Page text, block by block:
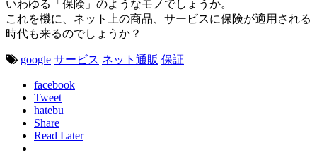
いわゆる「保険」のようなモノでしょうか。
これを機に、ネット上の商品、サービスに保険が適用される
時代も来るのでしょうか？
google サービス ネット通販 保証
facebook
Tweet
hatebu
Share
Read Later